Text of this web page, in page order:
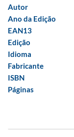
Autor
Ano da Edição
EAN13
Edição
Idioma
Fabricante
ISBN
Páginas